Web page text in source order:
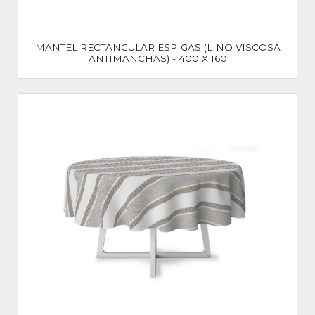
MANTEL RECTANGULAR ESPIGAS (LINO VISCOSA
ANTIMANCHAS) - 400 X 160